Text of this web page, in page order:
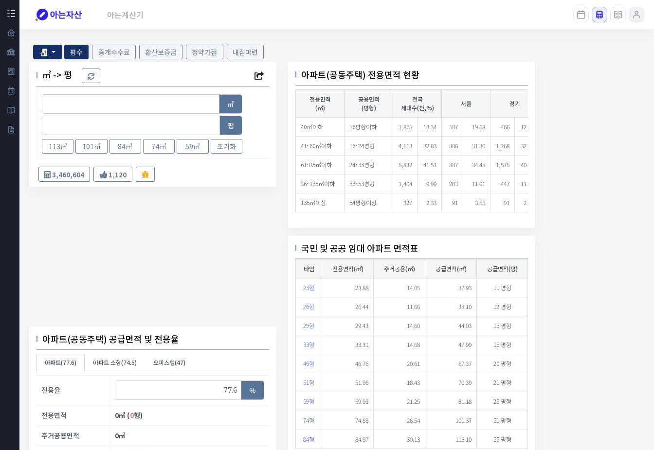
아는계산기
평수 중개수수료 환산보증금 청약가점 내집마련
㎡ -> 평
㎡
평
113㎡ 101㎡ 84㎡ 74㎡ 59㎡ 초기화
3,460,604 1,120
아파트(공동주택) 공급면적 및 전용율
아파트(77.6) 아파트 소형(74.5) 오피스텔(47)
전용율 %
전용면적 0㎡ (0형)
주거공용면적 0㎡
아파트(공동주택) 전용면적 현황
전용면적
(㎡)
공용면적
(평형)
전국
세대수(천,%)
서울 경기
40㎡이하 16평형이하 1,875 13.34 507 19.68 466 12.11
41~60㎡이하 16~24평형 4,613 32.83 806 31.30 1,268 32.96
61~85㎡이하 24~33평형 5,832 41.51 887 34.45 1,575 40.95
86~135㎡이하 33~53평형 1,404 9.99 283 11.01 447 11.61
135㎡이상 54평형이상 327 2.33 91 3.55 91 2.37
국민 및 공공 임대 아파트 면적표
타임 전용면적(㎡) 주거공용(㎡) 공급면적(㎡) 공급면적(평)
23형 23.88 14.05 37.93 11 평형
26형 26.44 11.66 38.10 12 평형
29형 29.43 14.60 44.03 13 평형
33형 33.31 14.68 47.99 15 평형
46형 46.76 20.61 67.37 20 평형
51형 51.96 18.43 70.39 21 평형
59형 59.93 21.25 81.18 25 평형
74형 74.83 26.54 101.37 31 평형
84형 84.97 30.13 115.10 35 평형